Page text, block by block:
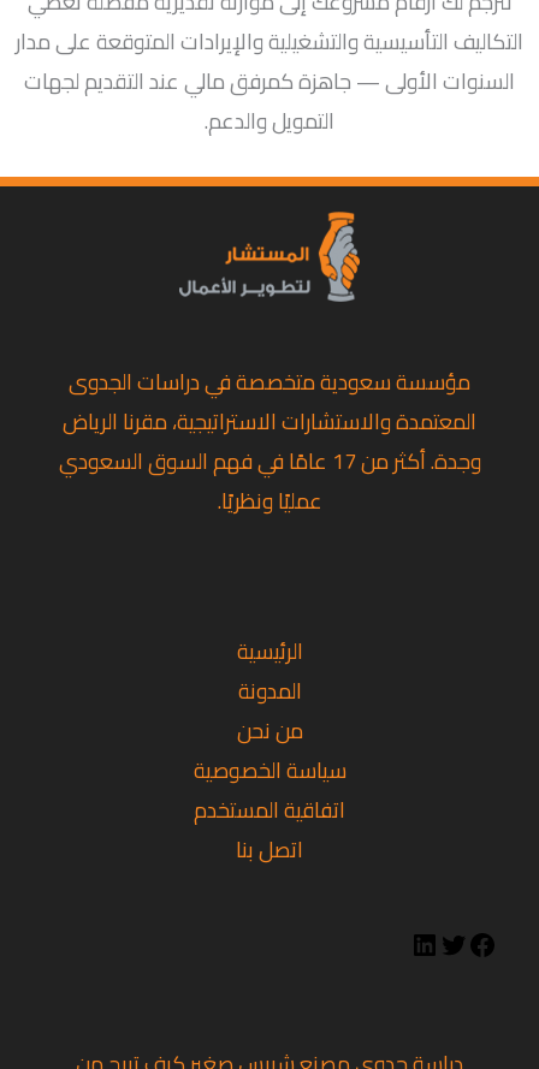
التكاليف التأسيسية والتشغيلية والإيرادات المتوقعة على مدار
السنوات الأولى — جاهزة كمرفق مالي عند التقديم لجهات
التمويل والدعم.
مؤسسة سعودية متخصصة في دراسات الجدوى
المعتمدة والاستشارات الاستراتيجية، مقرنا الرياض
وجدة. أكثر من 17 عامًا في فهم السوق السعودي
عمليًا ونظريًا.
الرئيسية
المدونة
من نحن
سياسة الخصوصية
اتفاقية المستخدم
اتصل بنا